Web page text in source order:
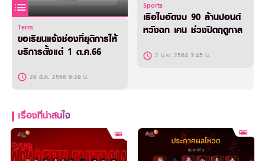
Term
ขอเรียนแจ้งช่องที่ยุติการให้
บริการตั้งแต่ 1 ต.ค.66
29 ส.ค. 2566 9:29 น.
Sports
เรือใบอัดงบ 90 ล้านปอนด์
หวังฉก เคน ช่วงปิดฤดูกาล
2 ม.ค. 2564 3:45 น.
เรื่องที่น่าสนใจ